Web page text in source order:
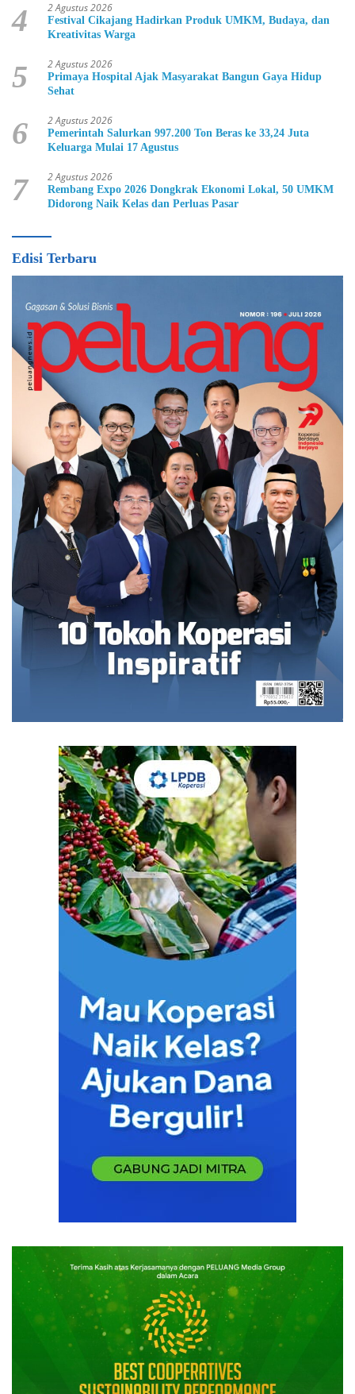
4 2 Agustus 2026
Festival Cikajang Hadirkan Produk UMKM, Budaya, dan
Kreativitas Warga
5 2 Agustus 2026
Primaya Hospital Ajak Masyarakat Bangun Gaya Hidup
Sehat
6 2 Agustus 2026
Pemerintah Salurkan 997.200 Ton Beras ke 33,24 Juta
Keluarga Mulai 17 Agustus
7 2 Agustus 2026
Rembang Expo 2026 Dongkrak Ekonomi Lokal, 50 UMKM
Didorong Naik Kelas dan Perluas Pasar
Edisi Terbaru